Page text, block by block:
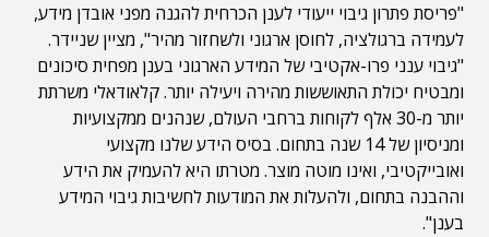
"פריסת פתרון גיבוי ייעודי לענן הכרחית להגנה מפני אובדן מידע,
לעמידה ברגולציה, לחוסן ארגוני ולשחזור מהיר", מציין שניידר.
"גיבוי ענני פרו-אקטיבי של המידע הארגוני בענן מפחית סיכונים
ומבטיח יכולת התאוששות מהירה ויעילה יותר. קלאודאלי משרתת
יותר מ-30 אלף לקוחות ברחבי העולם, שנהנים ממקצועיות
ומניסיון של 14 שנה בתחום. בסיס הידע שלנו מקצועי
ואובייקטיבי, ואינו מוטה מוצר. מטרתו היא להעמיק את הידע
וההבנה בתחום, ולהעלות את המודעות לחשיבות גיבוי המידע
בענן".